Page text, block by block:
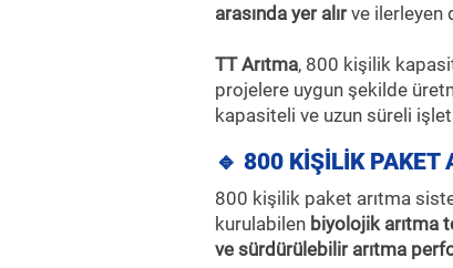
arasında yer alırve ilerleyen
TT Arıtma, 800 kişilik
projelere uygun şekilde
kapasiteli ve uzun süreli
🔹 800 KİŞİLİK PAKET
800 kişilik paket arıtma
kurulabilen biyolojik arıtma
ve sürdürülebilir arıtma